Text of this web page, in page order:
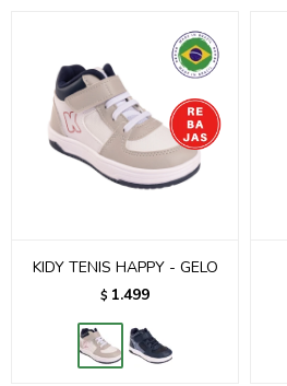
KIDY TENIS HAPPY - GELO
$ 1.499